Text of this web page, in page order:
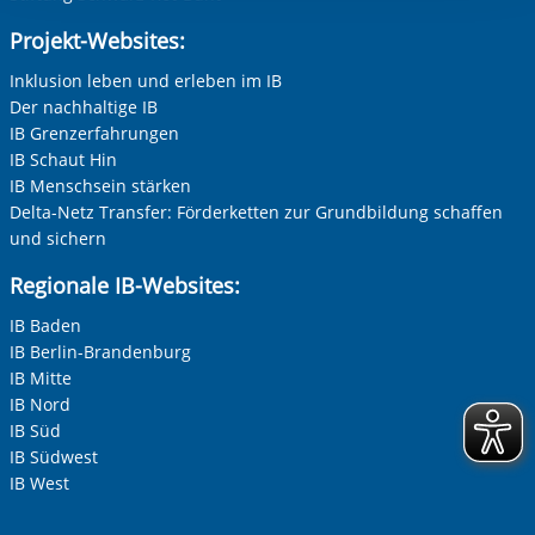
Projekt-Websites:
Inklusion leben und erleben im IB
Der nachhaltige IB
IB Grenzerfahrungen
IB Schaut Hin
IB Menschsein stärken
Delta-Netz Transfer: Förderketten zur Grundbildung schaffen
und sichern
Regionale IB-Websites:
IB Baden
IB Berlin-Brandenburg
IB Mitte
IB Nord
IB Süd
IB Südwest
IB West